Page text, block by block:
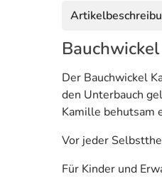
Der Bauchwickel
den Unterbauch
Kamille behutsam
Vor jeder
Für Kinder und